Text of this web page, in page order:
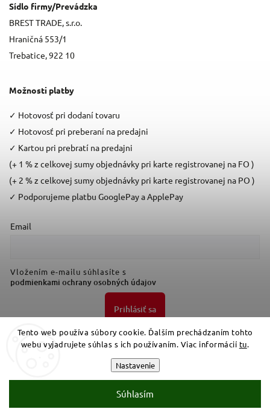
Tento web používa súbory cookie. Ďalším prechádzaním tohto
webu vyjadrujete súhlas s ich používaním. Viac informácií tu.
Nastavenie
Súhlasím
Sídlo firmy/Prevádzka
BREST TRADE, s.r.o.
Hraničná 553/1
Trebatice, 922 10
Možnosti platby
✓ Hotovosť pri dodaní tovaru
✓ Hotovosť pri preberaní na predajni
✓ Kartou pri prebratí na predajni
(+ 1 % z celkovej sumy objednávky pri karte registrovanej na FO )
(+ 2 % z celkovej sumy objednávky pri karte registrovanej na PO )
✓ Podporujeme platbu GooglePay a ApplePay
Email
Vložením e-mailu súhlasíte s
podmienkami ochrany osobných údajov
Prihlásiť sa
Copyright 2026Bresttrade. Všetky práva vyhradené.